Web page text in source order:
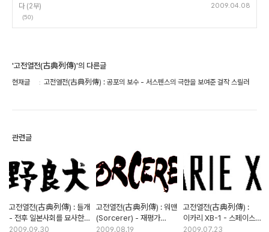
다 (2부)
(50)
2009.04.08
'고전열전(古典列傳)'의 다른글
현재글 고전열전(古典列傳) : 공포의 보수 - 서스펜스의 극한을 보여준 걸작 스릴러
관련글
고전열전(古典列傳) : 들개
- 전후 일본사회를 묘사한
리얼리즘 형사물의 백미
2009.09.30
고전열전(古典列傳) : 워맨
(Sorcerer) - 재평가
받아야 할 비운의
2009.08.19
고전열전(古典列傳) :
이카리 XB-1 - 스페이스
오페라의 모티브를 제공한
2009.07.23